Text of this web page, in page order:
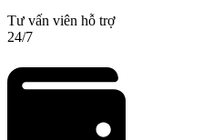
Tư vấn viên hỗ trợ
24/7